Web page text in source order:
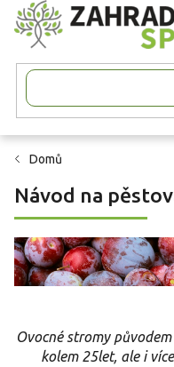
Přejít
na
obsah
Domů
Návod na
Ovocné stromy
kolem 25let, ale i